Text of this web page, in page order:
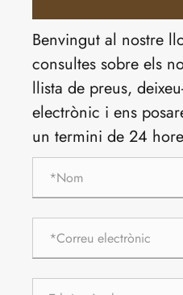
Benvingut al nostre
consultes sobre els
llista de preus,
electrònic i ens
un termini de 24